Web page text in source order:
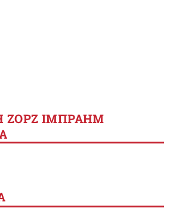
ΖΟΡΖ ΙΜΠΡΑΗΜ